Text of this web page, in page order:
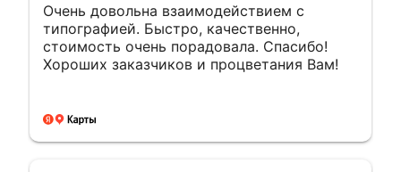
Очень довольна взаимодействием с
типографией. Быстро, качественно,
стоимость очень порадовала. Спасибо!
Хороших заказчиков и процветания Вам!